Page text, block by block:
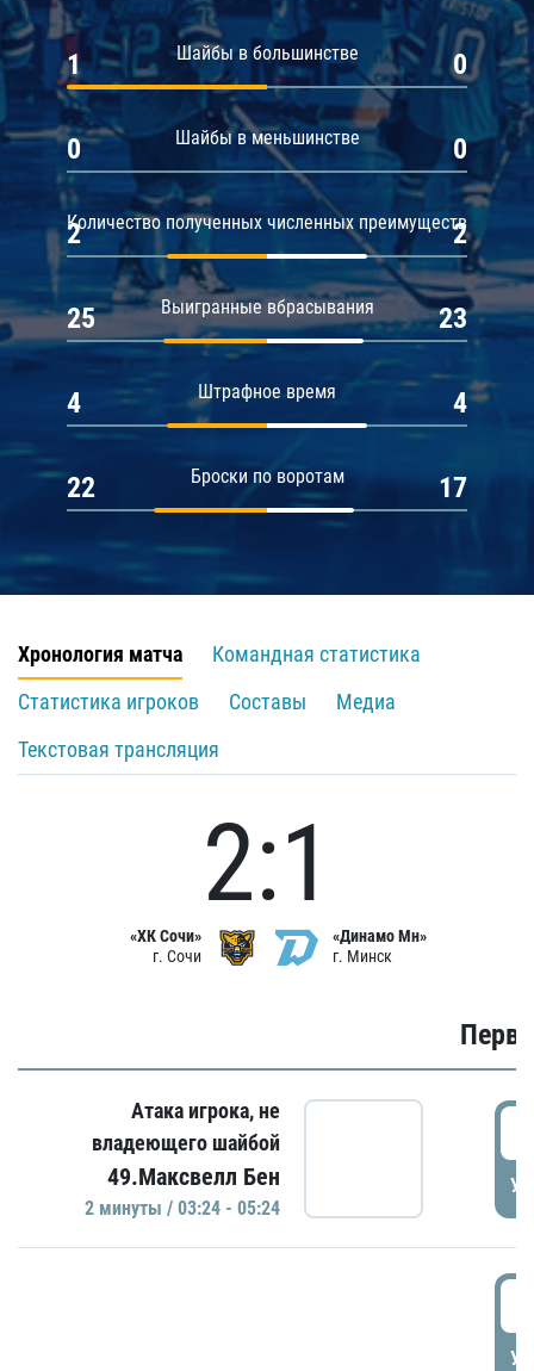
Шайбы в большинстве
1 0
Шайбы в меньшинстве
0 0
Количество полученных численных преимуществ
2 2
Выигранные вбрасывания
25 23
Штрафное время
4 4
Броски по воротам
22 17
Хронология матча
Командная статистика
Статистика игроков
Составы
Медиа
Текстовая трансляция
«ХК Сочи»
г. Сочи
2:1
«Динамо Мн»
г. Минск
Атака игрока, не
владеющего шайбой
49.Максвелл Бен
2 минуты / 03:24 - 05:24